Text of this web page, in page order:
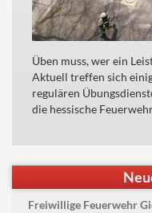
Üben muss, wer ein
Aktuell treffen sich
regulären
die hessische
Freiwillige Feuerwehr